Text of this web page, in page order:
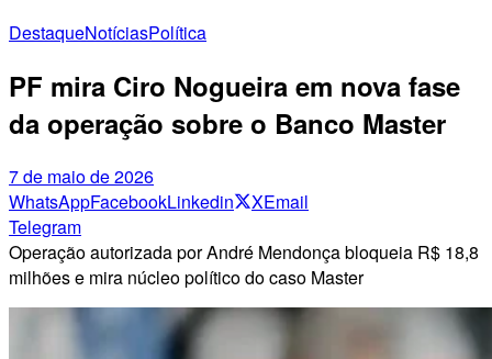
DestaqueNotíciasPolítica
PF mira Ciro Nogueira em nova fase
da operação sobre o Banco Master
7 de maio de 2026
WhatsAppFacebookLinkedin XEmail
Telegram
Operação autorizada por André Mendonça bloqueia R$ 18,8
milhões e mira núcleo político do caso Master